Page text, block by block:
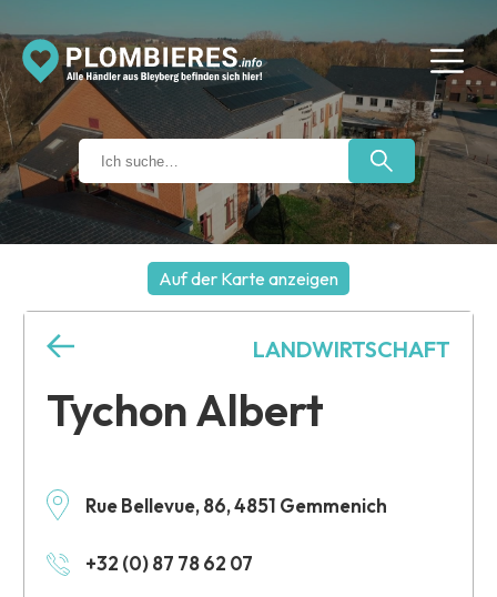
Auf der Karte anzeigen
Tychon Albert
Rue Bellevue, 86, 4851 Gemmenich
+32 (0) 87 78 62 07
LANDWIRTSCHAFT
+
−